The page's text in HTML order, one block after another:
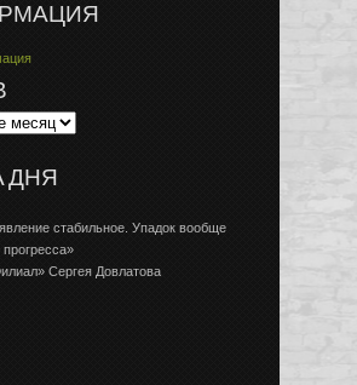
ДНЯ
стабильное. Упадок вообще
Сергея Довлатова